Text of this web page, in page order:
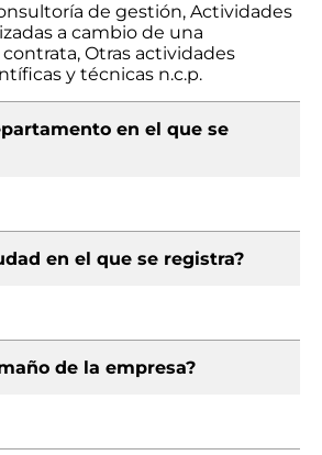
de gestión, Actividades
a cambio de una
Otras actividades
y técnicas n.c.p.
en el que se
en el que se registra?
de la empresa?